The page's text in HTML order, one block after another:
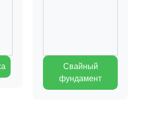
Свайный
фундамент